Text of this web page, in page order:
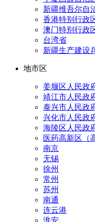
新疆维吾尔自
香港特别行政
澳门特别行政
台湾省
新疆生产建设
地市区
姜堰区人民政
靖江市人民政
泰兴市人民政
兴化市人民政
海陵区人民政
医药高新区（
南京
无锡
徐州
常州
苏州
南通
连云港
淮安